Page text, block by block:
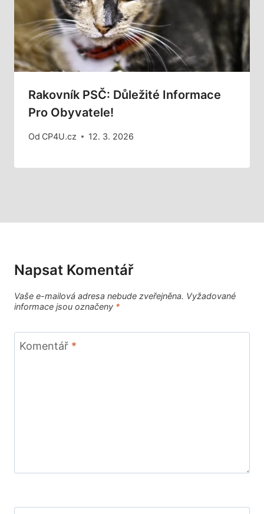
Rakovník PSČ: Důležité Informace
Pro Obyvatele!
Od CP4U.cz 12. 3. 2026
Napsat Komentář
Vaše e-mailová adresa nebude zveřejněna. Vyžadované
informace jsou označeny *
Komentář *